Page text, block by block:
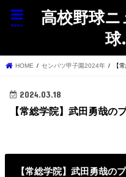
高校野球
球
menu
HOME センバツ甲子園2024年 【
2024.03.18
【常総学院】武田勇哉の
【常総学院】武田勇哉の